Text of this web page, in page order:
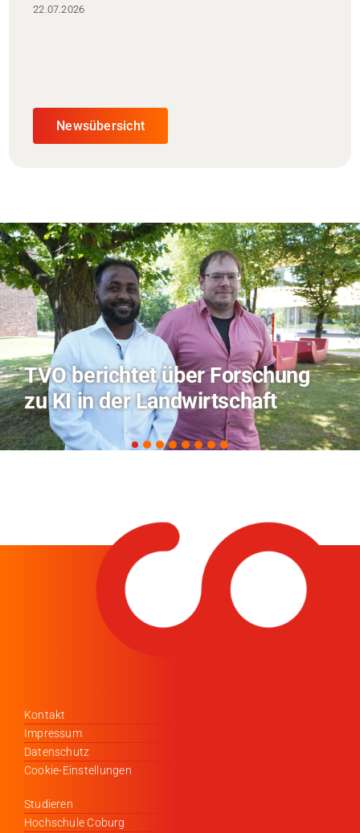
22.07.2026
Newsübersicht
Hitze-Aktionstag:
Coburg im Radio
Kontakt
Impressum
Datenschutz
Cookie-Einstellungen
Studieren
Hochschule Coburg